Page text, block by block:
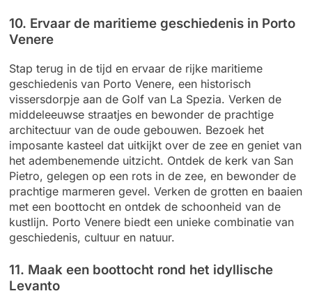
10. Ervaar de maritieme geschiedenis in Porto
Venere
Stap terug in de tijd en ervaar de rijke maritieme
geschiedenis van Porto Venere, een historisch
vissersdorpje aan de Golf van La Spezia. Verken de
middeleeuwse straatjes en bewonder de prachtige
architectuur van de oude gebouwen. Bezoek het
imposante kasteel dat uitkijkt over de zee en geniet van
het adembenemende uitzicht. Ontdek de kerk van San
Pietro, gelegen op een rots in de zee, en bewonder de
prachtige marmeren gevel. Verken de grotten en baaien
met een boottocht en ontdek de schoonheid van de
kustlijn. Porto Venere biedt een unieke combinatie van
geschiedenis, cultuur en natuur.
11. Maak een boottocht rond het idyllische
Levanto